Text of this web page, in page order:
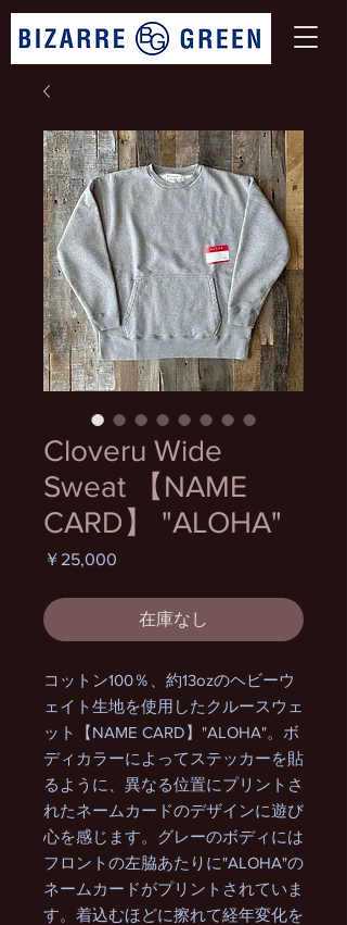
Cloveru Wide
Sweat 【NAME
CARD】 "ALOHA"
￥25,000
在庫なし
コットン100％、約13ozのヘビーウ
ェイト生地を使用したクルースウェ
ット【NAME CARD】"ALOHA"。ボ
ディカラーによってステッカーを貼
るように、異なる位置にプリントさ
れたネームカードのデザインに遊び
心を感じます。グレーのボディには
フロントの左脇あたりに"ALOHA"の
ネームカードがプリントされていま
す。着込むほどに擦れて経年変化を